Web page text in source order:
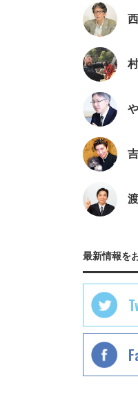
最新情報を